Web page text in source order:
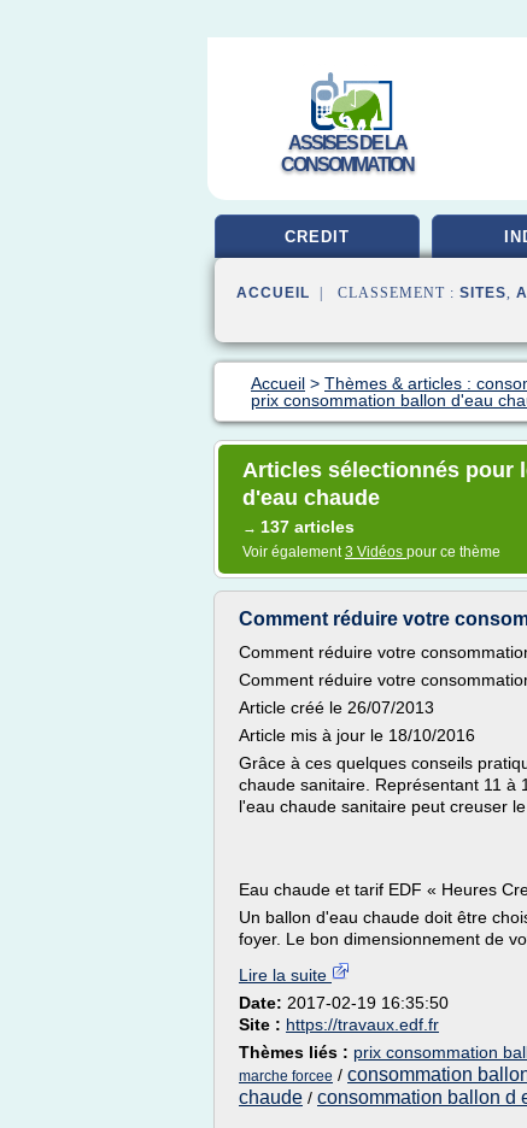
ASSISES DE LA
CONSOMMATION
CREDIT
ACCUEIL | CLASSEMENT : SITES,
Accueil > Thèmes & articles :
prix consommation ballon d'eau
Articles sélectionnés pour
d'eau chaude
→ 137 articles
Voir également3 Vidéos pour ce thème
Comment réduire votre
Comment réduire votre
Comment réduire votre
Article créé le 26/07/2013
Article mis à jour le 18/10/2016
Grâce à ces quelques conseils
chaude sanitaire. Représentant 11 à
l'eau chaude sanitaire peut creuser le
Eau chaude et tarif EDF « Heures
Un ballon d'eau chaude doit être
foyer. Le bon dimensionnement de
Lire la suite
Date: 2017-02-19 16:35:50
Site : https://travaux.edf.fr
Thèmes liés : prix consommation
marche forcee / consommation
chaude / consommation ballon d